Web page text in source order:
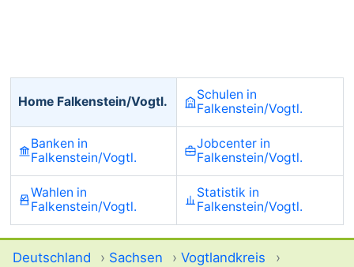
Home Falkenstein/Vogtl.
Schulen in
Falkenstein/Vogtl.
Banken in
Falkenstein/Vogtl.
Jobcenter in
Falkenstein/Vogtl.
Wahlen in
Falkenstein/Vogtl.
Statistik in
Falkenstein/Vogtl.
Deutschland › Sachsen ›Vogtlandkreis
›